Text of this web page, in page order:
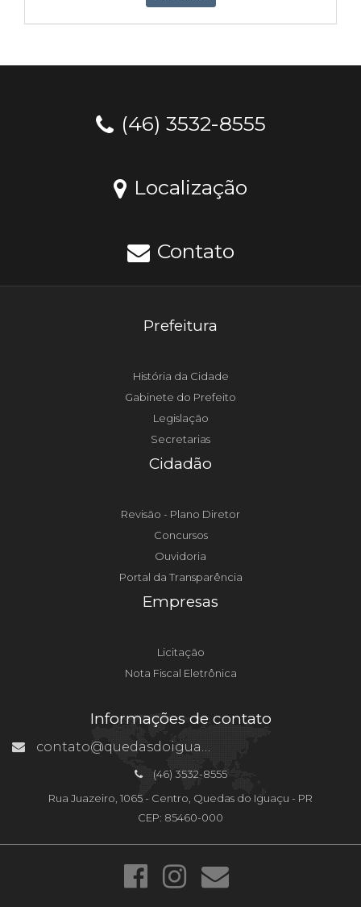
(46) 3532-8555
Localização
Contato
Prefeitura
História da Cidade
Gabinete do Prefeito
Legislação
Secretarias
Cidadão
Revisão - Plano Diretor
Concursos
Ouvidoria
Portal da Transparência
Empresas
Licitação
Nota Fiscal Eletrônica
Informações de contato
contato@quedasdoiguacu.pr.gov.br
(46) 3532-8555
Rua Juazeiro, 1065 - Centro, Quedas do Iguaçu - PR
CEP: 85460-000